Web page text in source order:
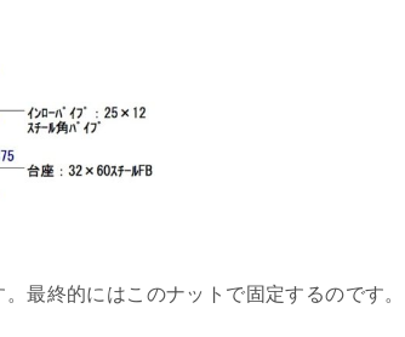
最終的にはこのナットで固定するのです。